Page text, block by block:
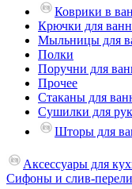
Коврики в
Крючки для
Мыльницы для
Полки
Поручни для
Прочее
Стаканы для
Сушилки для рук
Шторы для
Аксессуары для
Сифоны и слив-